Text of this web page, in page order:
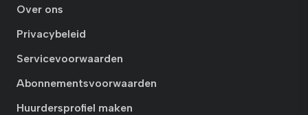
Over ons
Privacybeleid
Servicevoorwaarden
Abonnementsvoorwaarden
Huurdersprofiel maken